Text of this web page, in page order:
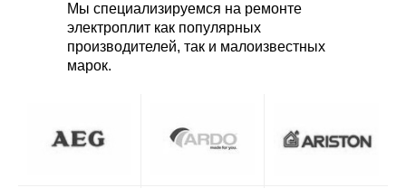
Мы специализируемся на ремонте
электроплит как популярных
производителей, так и малоизвестных
марок.